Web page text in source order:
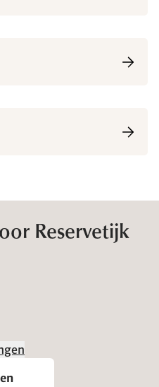
Reservetijk